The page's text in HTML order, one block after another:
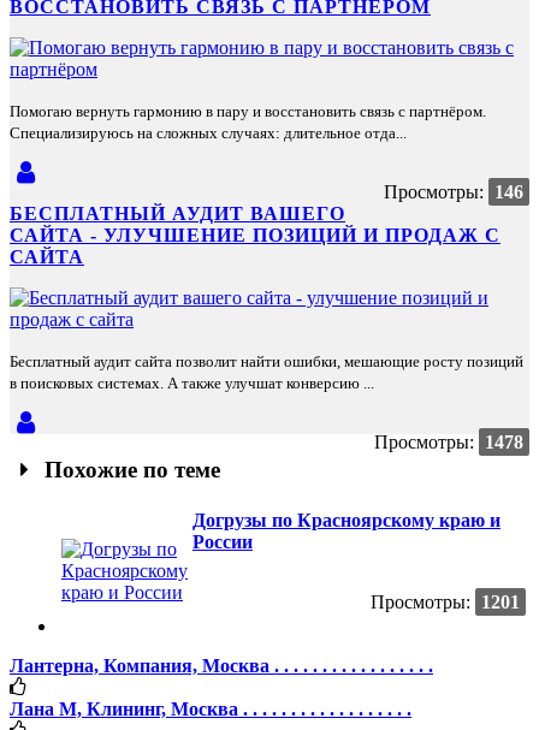
ВОССТАНОВИТЬ СВЯЗЬ С ПАРТНЁРОМ
Помогаю вернуть гармонию в пару и восстановить связь с партнёром.
Специализируюсь на сложных случаях: длительное отда...
Просмотры:
146
БЕСПЛАТНЫЙ АУДИТ ВАШЕГО
САЙТА - УЛУЧШЕНИЕ ПОЗИЦИЙ И ПРОДАЖ С
САЙТА
Бесплатный аудит сайта позволит найти ошибки, мешающие росту позиций
в поисковых системах. А также улучшат конверсию ...
Просмотры: 1478
Похожие по теме
Догрузы по Красноярскому краю и
России
Просмотры: 1201
Лантерна, Компания, Москва . . . . . . . . . . . . . . . . .
Лана М, Клининг, Москва . . . . . . . . . . . . . . . . . .